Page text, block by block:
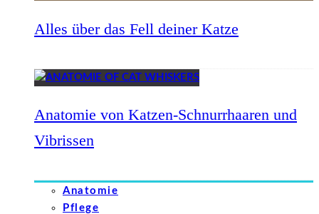
Alles über das Fell deiner Katze
Anatomie von Katzen-Schnurrhaaren und
Vibrissen
Anatomie
Pflege